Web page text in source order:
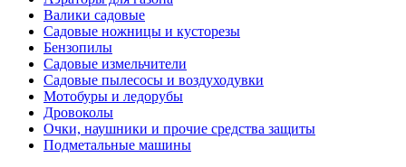
Валики садовые
Садовые ножницы и кусторезы
Бензопилы
Садовые измельчители
Садовые пылесосы и воздуходувки
Мотобуры и ледорубы
Дровоколы
Очки, наушники и прочие средства защиты
Подметальные машины